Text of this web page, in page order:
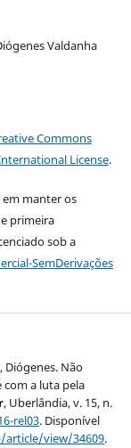
Valdanha
Commons
License.
manter os
primeira
sob a
SemDerivações
Diógenes. Não
a luta pela
, Uberlândia, v. 15, n.
rel03. Disponível
view/34609.